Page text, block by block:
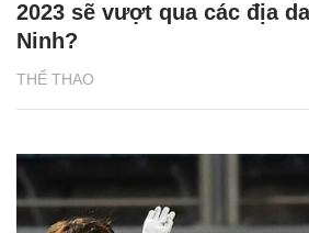
THỂ THAO
2023 sẽ vượt qua các địa
Ninh?